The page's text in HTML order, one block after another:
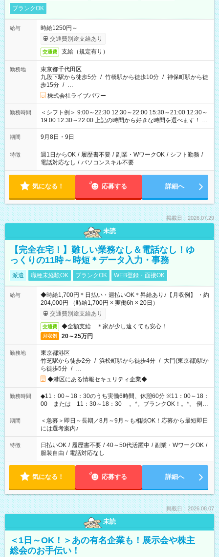
ブランクOK
給与
時給1250円～
交通費別途支給あり
交通費 支給（規定有り）
勤務地
東京都千代田区
九段下駅から徒歩5分 / 竹橋駅から徒歩10分 / 神保町駅から徒
歩15分 / …
株式会社ライブパワー
勤務時間
＜シフト例＞ 9:00～22:30 12:30～22:00 15:30～21:00 12:30～
19:00 12:30～22:00 上記の時間から好きな時間を選べます！ ※
時間は変更となる可能性があります
期間 9月8日・9日
特徴 週1日からOK / 履歴書不要 / 副業・WワークOK / シフト勤務 /
電話対応なし / パソコンスキル不要
気になる！ 応募する 詳細へ
掲載日：2026.07.29
未読
【完全在宅！】難しい業務なし＆電話なし！ゆ
っくりの11時～時短＊データ入力・事務
派遣 職種未経験OK ブランクOK WEB登録・面接OK
給与
◆時給1,700円＊日払い・週払いOK＊昇給あり♪【月収例】 ・約
204,000円 （時給1,700円 × 実働6h × 20日）
交通費別途支給あり
交通費 ◆全額支給 ＊家が少し遠くても安心！
月収例 20～25万円
勤務地
東京都港区
竹芝駅から徒歩2分 / 浜松町駅から徒歩4分 / 大門(東京都)駅か
ら徒歩5分 / …
◆港区にある情報セキュリティ企業◆
勤務時間
◆11：00～18：30のうち実働6時間、休憩60分 ※11：00～18：
00 または 11：30～18：30 。*。ブランクOK！。*。 例え
ば前職が、 在宅/財団法人/事務/コールセンター/受付/販売/カフェ
スタッフ スイーツ販売/ホテルフロント/化粧品販売/など 様々な
業界から入社して活躍されています♪
期間
＜急募＞即日～長期／8月～9月～も相談OK！応募から最短即日
には選考案内♪
特徴 日払いOK / 履歴書不要 / 40～50代活躍中 / 副業・WワークOK /
服装自由 / 電話対応なし
気になる！ 応募する 詳細へ
掲載日：2026.08.07
未読
＜1日～OK！＞あの有名企業も！展示会や株主
総会のお手伝い！